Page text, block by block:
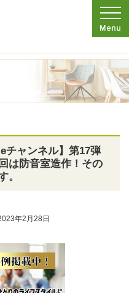
フォームを手がける工務店なら当社
務店【オハナリホーム】へ！
チャンネル】第17弾
は防音室造作！その
。
年2月28日